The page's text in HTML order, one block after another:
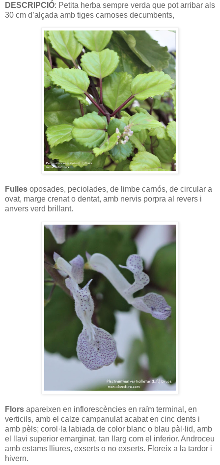
DESCRIPCIÓ: Petita herba sempre verda que pot arribar als
30 cm d’alçada amb tiges carnoses decumbents,
Fulles oposades, peciolades, de limbe carnós, de circular a
ovat, marge crenat o dentat, amb nervis porpra al revers i
anvers verd brillant.
Flors apareixen en inflorescències en raïm terminal, en
verticils, amb el calze campanulat acabat en cinc dents i
amb pèls; corol·la labiada de color blanc o blau pàl·lid, amb
el llavi superior emarginat, tan llarg com el inferior. Androceu
amb estams lliures, exserts o no exserts. Floreix a la tardor i
hivern.